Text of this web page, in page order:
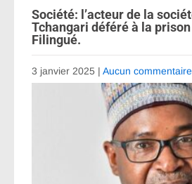
Société: l’acteur de la
Tchangari déféré à la
Filingué.
3 janvier 2025 | Aucun commentaire